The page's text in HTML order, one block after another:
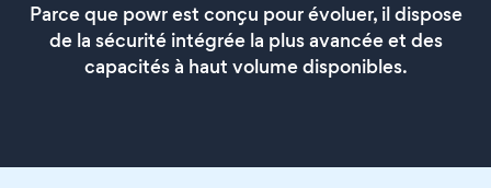
Parce que powr est conçu pour évoluer, il dispose
de la sécurité intégrée la plus avancée et des
capacités à haut volume disponibles.